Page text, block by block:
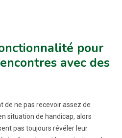
pour
avec des
de ne pas recevoir assez de
situation de handicap, alors
pas toujours révéler leur